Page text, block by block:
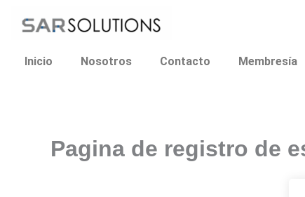
Inicio Nosotros Contacto Membresía
Pagina de registro de